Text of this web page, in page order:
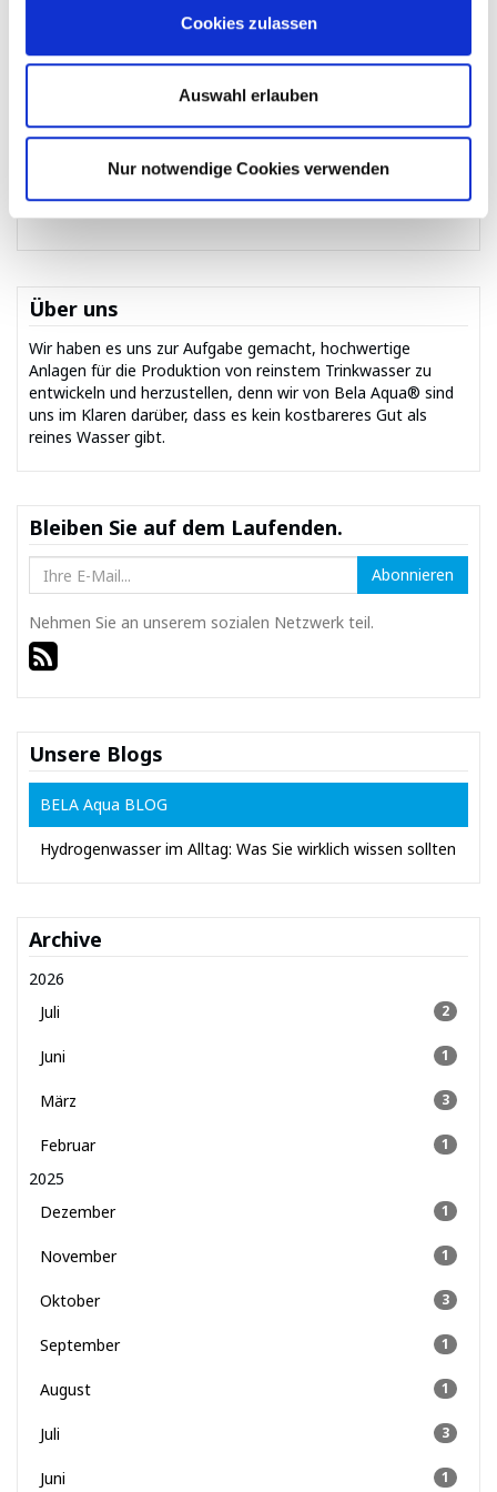
Cookies zulassen
Auswahl erlauben
Nur notwendige Cookies verwenden
Reines Wasser ist Wasser, das frei von Schad- oder
Umkehrosmose mit Hilfe eines None [1] W...
Ansichten
Über uns
Wir haben es uns zur Aufgabe gemacht, hochwertige
Anlagen für die Produktion von reinstem Trinkwasser zu
entwickeln und herzustellen, denn wir von Bela Aqua® sind
uns im Klaren darüber, dass es kein kostbareres Gut als
reines Wasser gibt.
Bleiben Sie auf dem Laufenden.
Abonnieren
Nehmen Sie an unserem sozialen Netzwerk teil.
Unsere Blogs
BELA Aqua BLOG
Hydrogenwasser im Alltag: Was Sie wirklich wissen sollten
Archive
2026
Juli
2
Juni 1
März 3
Februar 1
2025
Dezember
1
November 1
Oktober 3
September 1
August 1
Juli 3
Juni 1